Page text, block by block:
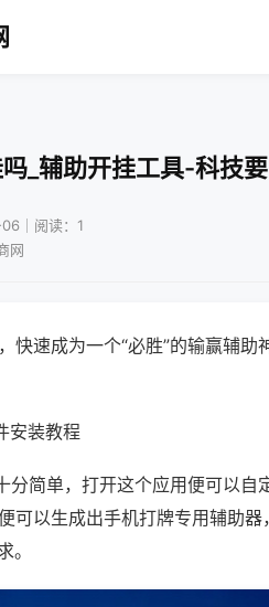
_辅助开挂工具-科技
｜阅读：1
网
速成为一个“必胜”的输赢辅助
安装教程
分简单，打开这个应用便可以自
可以生成出手机打牌专用辅助器
。